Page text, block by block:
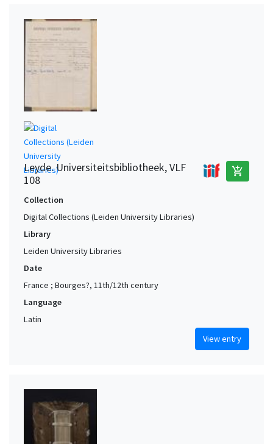
Leyde. Universiteitsbibliotheek, VLF
108
add_shopping_cart
Collection
Digital Collections (Leiden University Libraries)
Library
Leiden University Libraries
Date
France ; Bourges?, 11th/12th century
Language
Latin
View entry